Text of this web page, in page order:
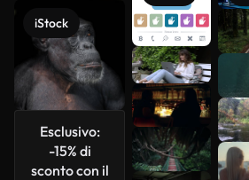
iStock
Esclusivo:
-15% di
sconto con il